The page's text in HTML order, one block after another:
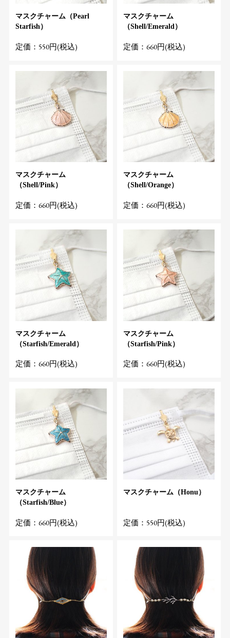
マスクチャーム（Pearl
Starfish）
定価：550円(税込)
マスクチャーム
（Shell/Emerald）
定価：660円(税込)
マスクチャーム
（Shell/Pink）
定価：660円(税込)
マスクチャーム
（Shell/Orange）
定価：660円(税込)
マスクチャーム
（Starfish/Emerald）
定価：660円(税込)
マスクチャーム
（Starfish/Pink）
定価：660円(税込)
マスクチャーム
（Starfish/Blue）
定価：660円(税込)
マスクチャーム（Honu）
定価：550円(税込)